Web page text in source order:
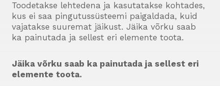
Toodetakse lehtedena ja kasutatakse kohtades,
kus ei saa pingutussüsteemi paigaldada, kuid
vajatakse suuremat jäikust. Jäika võrku saab
ka painutada ja sellest eri elemente toota.
Jäika võrku saab ka painutada ja sellest eri
elemente toota.